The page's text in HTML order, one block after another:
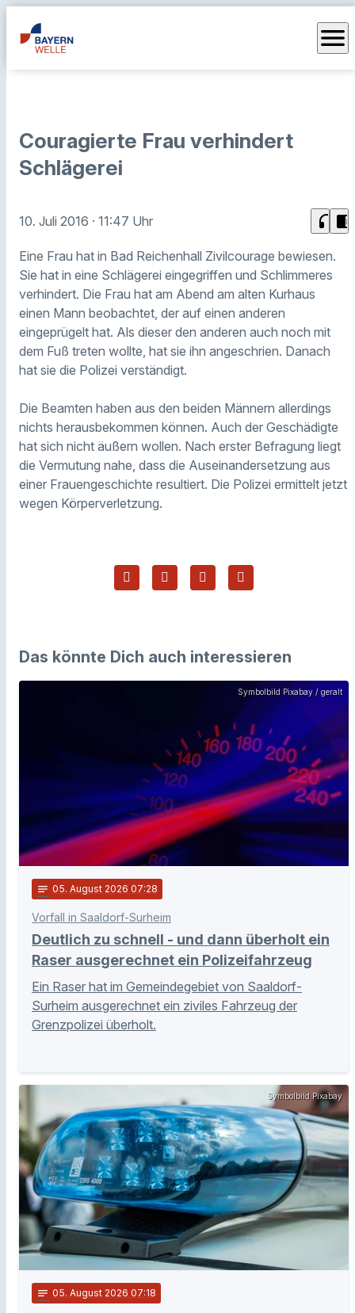
menu
Couragierte Frau verhindert
Schlägerei
10. Juli 2016 · 11:47 Uhr headphones chrome_reader_mode
Eine Frau hat in Bad Reichenhall Zivilcourage bewiesen.
Sie hat in eine Schlägerei eingegriffen und Schlimmeres
verhindert. Die Frau hat am Abend am alten Kurhaus
einen Mann beobachtet, der auf einen anderen
eingeprügelt hat. Als dieser den anderen auch noch mit
dem Fuß treten wollte, hat sie ihn angeschrien. Danach
hat sie die Polizei verständigt.
Die Beamten haben aus den beiden Männern allerdings
nichts herausbekommen können. Auch der Geschädigte
hat sich nicht äußern wollen. Nach erster Befragung liegt
die Vermutung nahe, dass die Auseinandersetzung aus
einer Frauengeschichte resultiert. Die Polizei ermittelt jetzt
wegen Körperverletzung.
Das könnte Dich auch interessieren
Symbolbild Pixabay / geralt
notes 05. August 2026 07:28
Vorfall in Saaldorf-Surheim
Deutlich zu schnell - und dann überholt ein
Raser ausgerechnet ein Polizeifahrzeug
Ein Raser hat im Gemeindegebiet von Saaldorf-
Surheim ausgerechnet ein ziviles Fahrzeug der
Grenzpolizei überholt.
Symbolbild Pixabay
notes 05. August 2026 07:18